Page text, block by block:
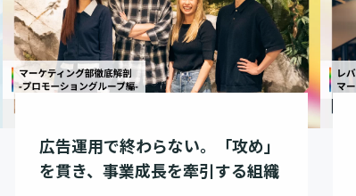
広告運用で終わらない。「攻め」
を貫き、事業成長を牽引する組織